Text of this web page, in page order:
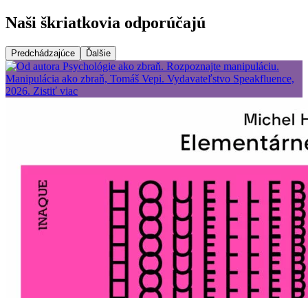
Naši škriatkovia odporúčajú
Predchádzajúce Ďalšie